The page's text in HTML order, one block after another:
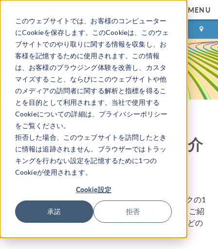
このウェブサイトでは、お客様のコンピューター
にCookieを保存します。このCookieは、このウェ
ブサイトでのやり取りに関する情報を収集し、お
客様を記憶するために使用されます。この情報
は、お客様のブラウジング体験を改善し、カスタ
マイズすること、ならびにこのウェブサイトや他
のメディアの訪問者に関する解析と指標を得るこ
とを目的として利用されます。当社で使用する
Cookieについての詳細は、プライバシーポリシー
をご覧ください。
拒否した場合、このウェブサイトを訪問したとき
に情報は追跡されません。ブラウザーではトラッ
キングを行わない設定を記憶するために1つの
Cookieが使用されます。
Cookie設定
承諾 拒否
MENU
ログイン お問い合わせ
COMSOL ブログ
ゲージ固定とは? 理論的紹介
ByMagnus Olsson
ゲージ固定は, 計算電磁気学で最も興味深いトピックの1
つです. このブログでは, ゲージ固定の概要と背景をご紹
介し, COMSOL Multiphysics® ソフトウェアでいつどの